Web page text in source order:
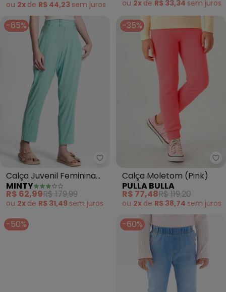
ou 2x de R$ 44,23 sem juros ou 2x de R$ 33,34 semjuros
-65%
Minty - Calça Juvenil Feminina
Calça Juvenil Feminina
(Verde)
MINTY
R$ 62,99R$ 179,99
ou 2x de R$ 31,49 sem juros
-35%
Calça Moletom (Pink)
PULLA BULLA
R$ 77,48R$ 119,20
ou 2x de R$ 38,74 sem juros
-50% -60%